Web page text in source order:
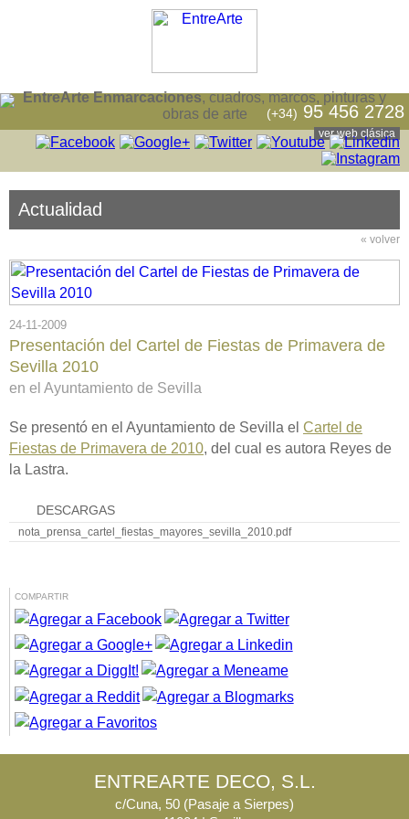
EntreArte Enmarcaciones, cuadros, marcos, pinturas y
obras de arte
ver web clásica
(+34) 95 456 2728
Actualidad
« volver
24-11-2009
Presentación del Cartel de Fiestas de Primavera de
Sevilla 2010
en el Ayuntamiento de Sevilla
Se presentó en el Ayuntamiento de Sevilla el Cartel de
Fiestas de Primavera de 2010, del cual es autora Reyes de
la Lastra.
DESCARGAS
nota_prensa_cartel_fiestas_mayores_sevilla_2010.pdf
COMPARTIR
ENTREARTE DECO, S.L.
c/Cuna, 50 (Pasaje a Sierpes)